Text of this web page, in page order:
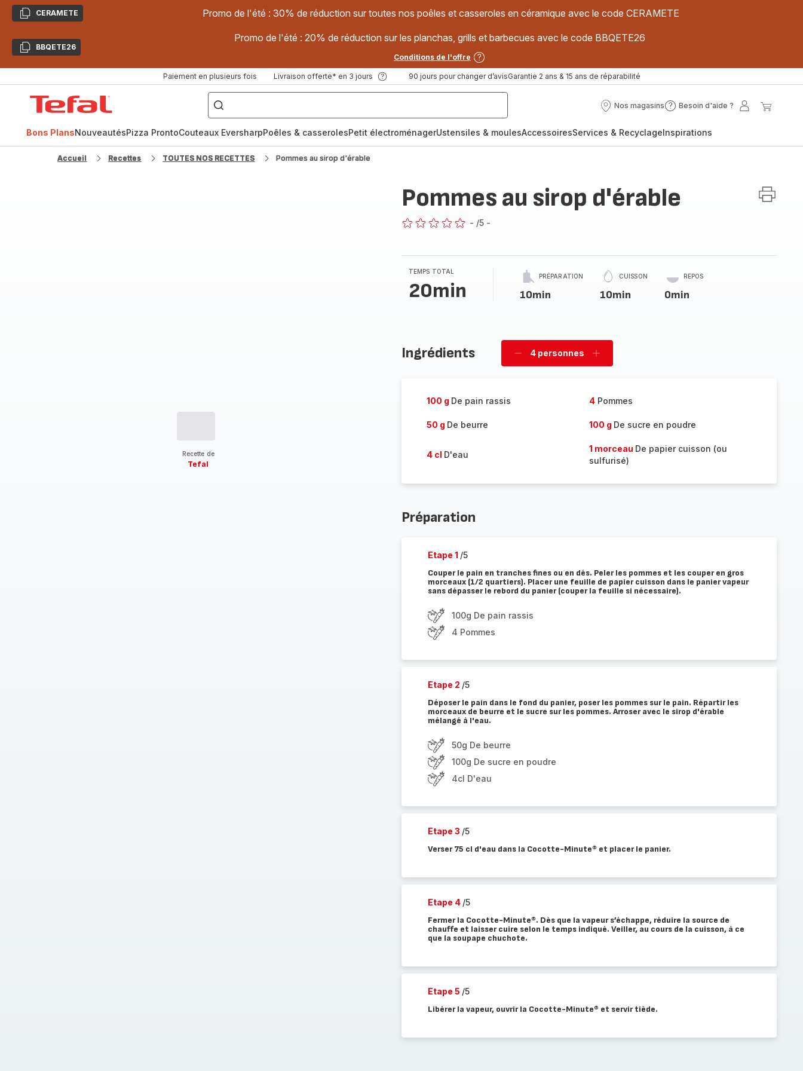
CopierCERAMETE Promo de l'été : 30% de réduction sur toutes nos poêles et casseroles en céramique avec le code CERAMETE
CopierBBQETE26
Promo de l'été : 20% de réduction sur les planchas, grills et barbecues avec le code BBQETE26
Conditions de l'offre
Paiement en plusieurs fois Livraison offerte* en 3 jours 90 jours pour changer d’avisGarantie 2 ans & 15 ans de réparabilité
["Poêles
inox,
Cake
Factory,
Nos magasins
Nos
Besoin d'aide ?
Besoin
?
Mon
Bons PlansNouveautésPizza ProntoCouteaux EversharpPoêles & casserolesPetit électroménagerUstensiles & moulesAccessoiresServices & RecyclageInspirations
Accueil Recettes TOUTES NOS RECETTES Pommes au sirop d'érable
Recette de
Tefal
Pommes au sirop d'érable
- /5 -
TEMPS TOTAL
20min
PRÉPARATION
10min
CUISSON
10min
REPOS
0min
Ingrédients
Supprimer
4 personnes
Ajouter
100 g De pain rassis 4Pommes
50 g De beurre 100 g De sucre en poudre
4 cl D'eau
1 morceau De papier cuisson (ou
sulfurisé)
Préparation
Etape 1 /5
Couper le pain en tranches fines ou en dés. Peler les pommes et les couper en gros
morceaux (1/2 quartiers). Placer une feuille de papier cuisson dans le panier vapeur
sans dépasser le rebord du panier (couper la feuille si nécessaire).
100g De pain rassis
4 Pommes
Etape 2 /5
Déposer le pain dans le fond du panier, poser les pommes sur le pain. Répartir les
morceaux de beurre et le sucre sur les pommes. Arroser avec le sirop d'érable
mélangé à l'eau.
50g De beurre
100g De sucre en poudre
4cl D'eau
Etape 3 /5
Verser 75 cl d'eau dans la Cocotte-Minute® et placer le panier.
Etape 4 /5
Fermer la Cocotte-Minute®. Dès que la vapeur s’échappe, réduire la source de
chauffe et laisser cuire selon le temps indiqué. Veiller, au cours de la cuisson, à ce
que la soupape chuchote.
Etape 5 /5
Libérer la vapeur, ouvrir la Cocotte-Minute® et servir tiède.